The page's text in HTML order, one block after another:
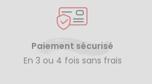
Paiement sécurisé
En 3 ou 4 fois sans frais